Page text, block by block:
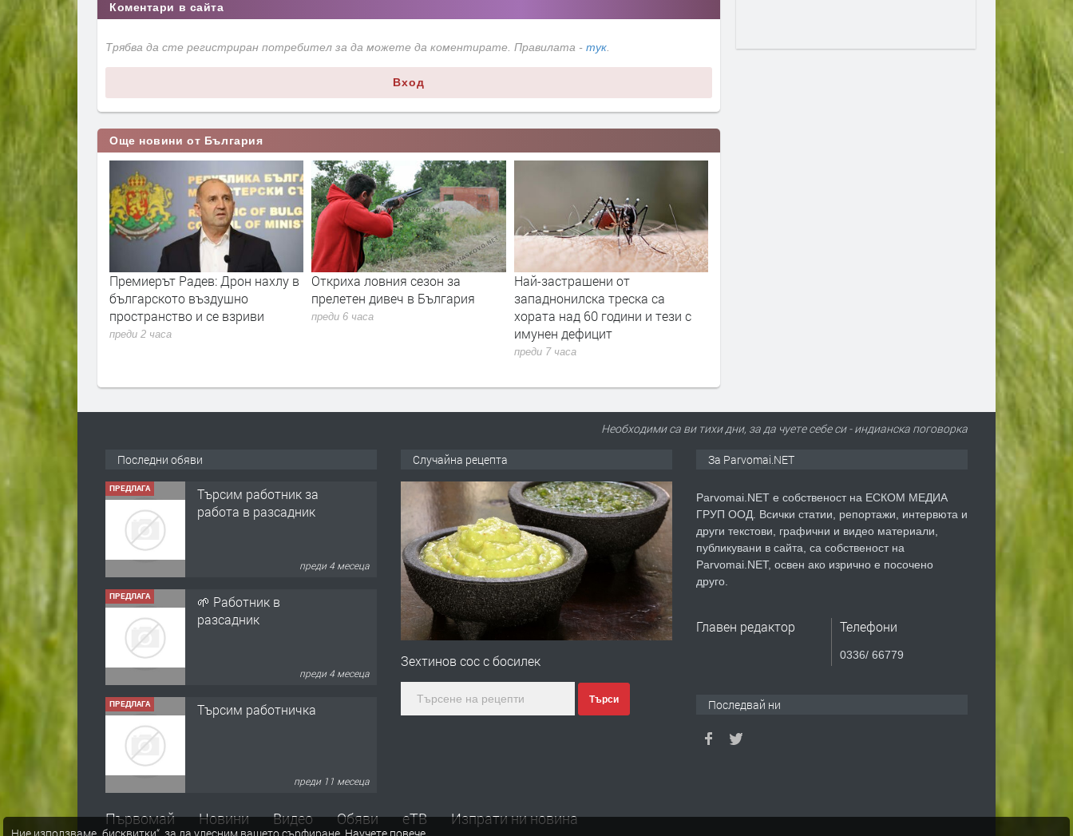
Коментари в сайта
Трябва да сте регистриран потребител за да можете да коментирате. Правилата - тук.
Вход
Още новини от България
в Хасково –
от ПС
Премиерът Радев: Дрон нахлу в
българското въздушно
пространство и се взриви
преди 2 часа
Откриха ловния сезон за
прелетен дивеч в България
преди 6 часа
Най-застрашени от
западнонилска треска са
хората над 60 години и тези с
имунен дефицит
преди 7 часа
Събота: Оранжев код за
почти цялата страна
Необходими са ви тихи дни, за да чуете себе си - индианска поговорка
Последни обяви
ПРЕДЛАГА
Търсим работник за
работа в разсадник
преди 4 месеца
ПРЕДЛАГА
🌱 Работник в
разсадник
преди 4 месеца
ПРЕДЛАГА Търсим работничка
преди 11 месеца
ПРЕДЛАГА
Продава употребявани
Случайна рецепта
Зехтинов сос с босилек
Търси
За Parvomai.NET
Parvomai.NET е собственост на ЕСКОМ МЕДИА
ГРУП ООД. Всички статии, репортажи, интервюта и
други текстови, графични и видео материали,
публикувани в сайта, са собственост на
Parvomai.NET, освен ако изрично е посочено
друго.
Главен редактор Телефони
0336/ 66779
Последвай ни
Първомай Новини Видео Обяви еТВ Изпрати ни новина